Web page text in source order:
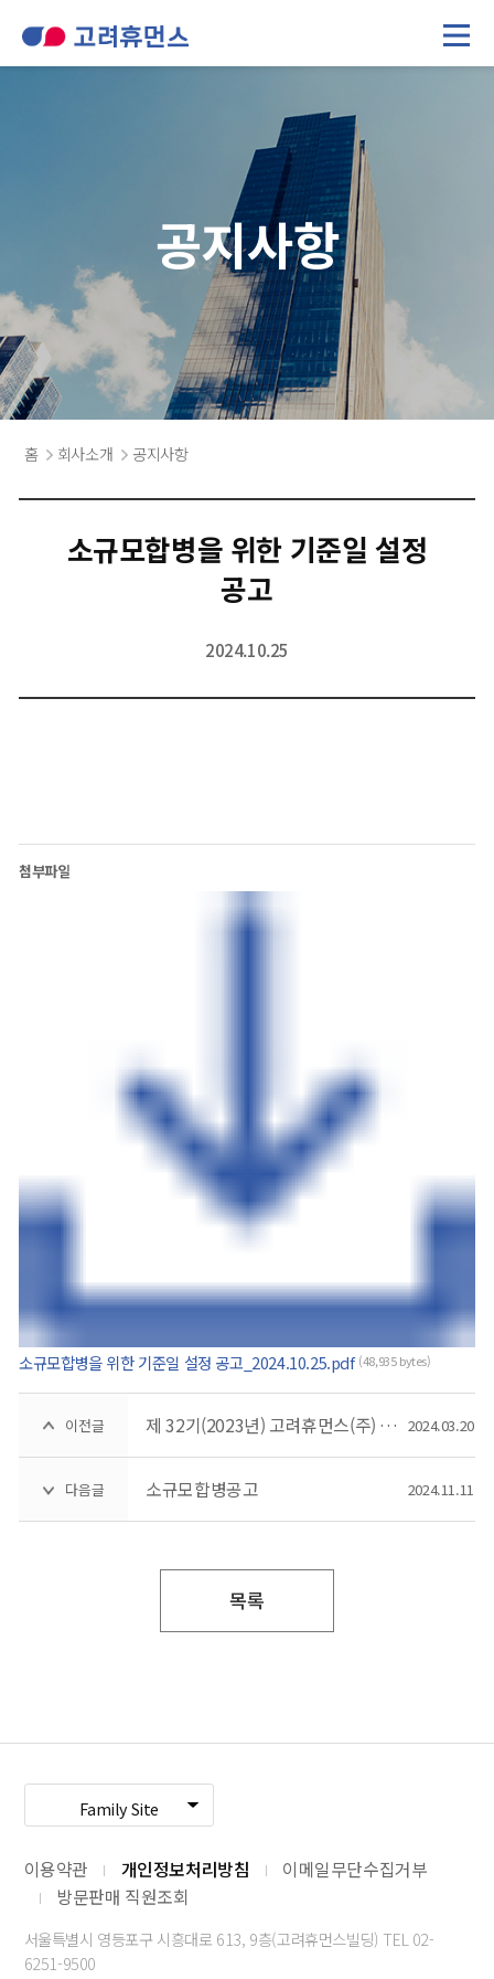
회사개요
고객사
사업장 소개
방문판매 직원조회
공지사항
홈 회사소개 공지사항
소규모합병을 위한 기준일 설정
공고
2024.10.25
첨부파일
소규모합병을 위한 기준일 설정 공고_2024.10.25.pdf(48,935 bytes)
이전글 제 32기(2023년) 고려휴먼스(주) 결산공고 2024.03.20
다음글 소규모합병공고 2024.11.11
목록
이용약관 개인정보처리방침
이메일무단수집거부
방문판매 직원조회
서울특별시 영등포구 시흥대로 613, 9층(고려휴먼스빌딩) TEL 02-
6251-9500
Family Site